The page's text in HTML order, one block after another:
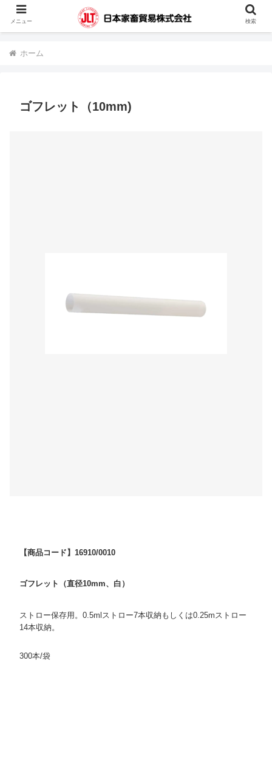
蓄電池・堆肥撹拌機・凍結精液・人工授精器具・カウハッチなどの輸入販売を
行っています。
ホーム
ゴフレット（10mm)
【商品コード】16910/0010
ゴフレット（直径10mm、白）
ストロー保存用。0.5mlストロー7本収納もしくは0.25mストロー
14本収納。
300本/袋
メニュー 検索